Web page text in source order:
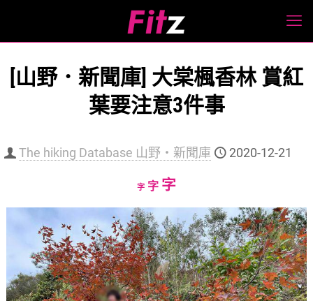
[山野．新聞庫] 大棠楓香林 賞紅
葉要注意3件事
The hiking Database 山野‧新聞庫 2020-12-21
字Decrease
size.
字Reset
size.
字Increase
size.